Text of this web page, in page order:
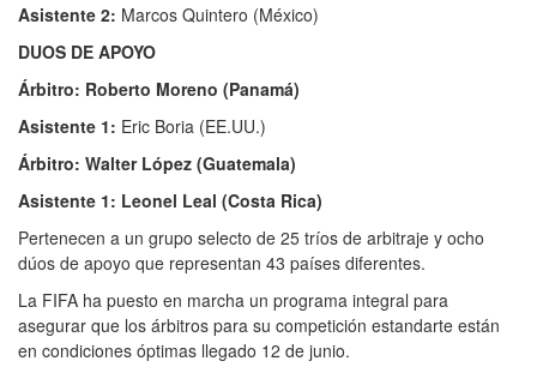
Asistente 2: Marcos Quintero (México)
DUOS DE APOYO
Árbitro: Roberto Moreno (Panamá)
Asistente 1: Eric Boria (EE.UU.)
Árbitro: Walter López (Guatemala)
Asistente 1: Leonel Leal (Costa Rica)
Pertenecen a un grupo selecto de 25 tríos de arbitraje y ocho
dúos de apoyo que representan 43 países diferentes.
La FIFA ha puesto en marcha un programa integral para
asegurar que los árbitros para su competición estandarte están
en condiciones óptimas llegado 12 de junio.